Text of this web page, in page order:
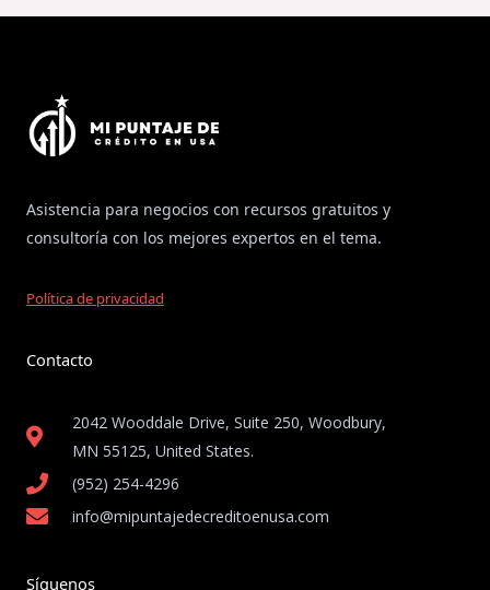
Asistencia para negocios con recursos gratuitos y
consultoría con los mejores expertos en el tema.
Política de privacidad
Contacto
2042 Wooddale Drive, Suite 250, Woodbury,
MN 55125, United States​.
(952) 254-4296
info@mipuntajedecreditoenusa.com
Síguenos